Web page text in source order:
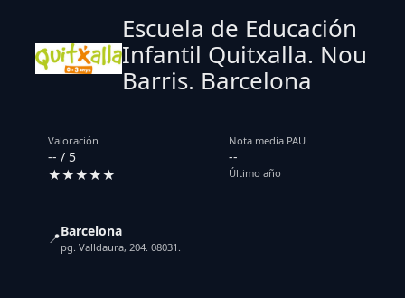
Escuela de Educación
Infantil Quitxalla. Nou
Barris. Barcelona
Valoración
-- / 5
★★★★★
Nota media PAU
--
Último año
📍Barcelona
pg. Valldaura, 204. 08031.